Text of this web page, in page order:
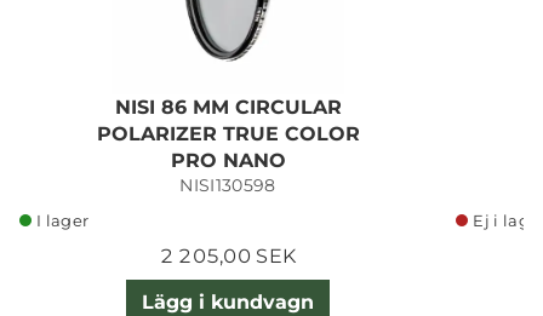
NISI 86 MM CIRCULAR
POLARIZER TRUE COLOR
PRO NANO
NISI130598
I lager
2 205,00 SEK
Lägg i kundvagn
Ej i